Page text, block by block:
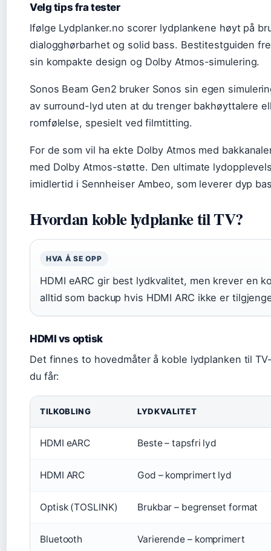
Velg tips fra tester
Ifølge Lydplanker.no scorer lydplankene høyt på
dialogghørbarhet og solid bass. Bestitestguiden
sin kompakte design og Dolby Atmos-simulering.
Sonos Beam Gen2 bruker Sonos sin egen
av surround-lyd uten at du trenger bakhøyttalere
romfølelse, spesielt ved filmtitting.
For de som vil ha ekte Dolby Atmos med
med Dolby Atmos-støtte. Den ultimate
imidlertid i Sennheiser Ambeo, som leverer dyp
Hvordan koble lydplanke til TV?
HVA Å SE OPP
HDMI eARC gir best lydkvalitet, men krever en
alltid som backup hvis HDMI ARC ikke er
HDMI vs optisk
Det finnes to hovedmåter å koble lydplanken til
du får:
TILKOBLING LYDKVALITET
HDMI eARC Beste – tapsfri lyd
HDMI ARC God – komprimert lyd
Optisk (TOSLINK) Brukbar – begrenset format
Bluetooth Varierende – komprimert